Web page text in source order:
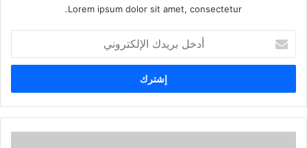
Lorem ipsum dolor sit amet, consectetur.
خ
ب
ر